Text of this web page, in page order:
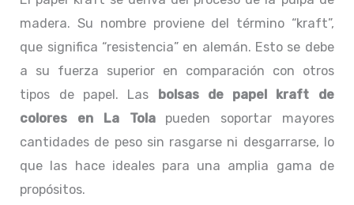
madera. Su nombre proviene del término “kraft”,
que significa “resistencia” en alemán. Esto se debe
a su fuerza superior en comparación con otros
tipos de papel. Las bolsas de papel kraft de
colores en La Tolapueden soportar mayores
cantidades de peso sin rasgarse ni desgarrarse, lo
que las hace ideales para una amplia gama de
propósitos.